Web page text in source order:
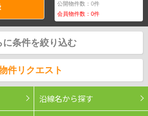
公開物件数：0件
会員物件数：0件
に条件を絞り込む
件リクエスト
沿線名から探す